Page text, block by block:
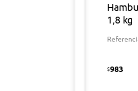
1,8 kg
$983